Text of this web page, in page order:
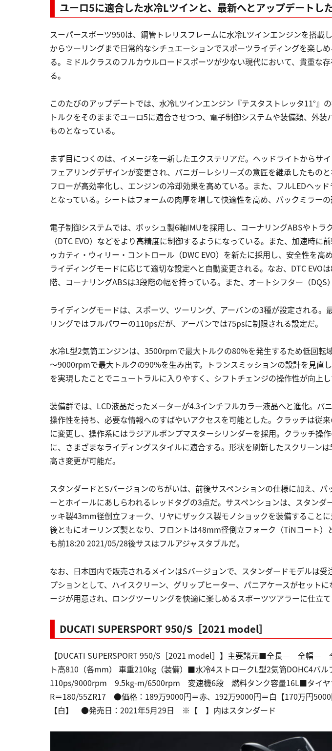
ユーロ5に適合した水冷Lツインと、最新へとアップデートし
スーパースポーツ950は、鋼管トレリスフレームに水冷Lツインエンジンを搭載
からツーリングまで日常的なシチュエーションでスポーツライディングを楽し
る。ミドルクラスのフルカウルロードスポーツが少ない現代において、貴重な
る。
このたびのアップデートでは、水冷Lツインエンジン『テスタストレッタ11°』
トルクをそのままでユーロ5に適合させつつ、電子制御システムや装備類、外装
ものとなっている。
まず目につくのは、イメージを一新したエクステリアだ。ヘッドライトからサ
フェアリングデザインが変更され、パニガーレシリーズの意匠を継承したもの
フローが高効率化し、エンジンの冷却効果を高めている。また、フルLEDヘッ
となっている。シートはフォームの肉厚を増して快適性を高め、バックミラーの
電子制御システムでは、ボッシュ製6軸IMUを採用し、コーナリングABSやトラ
（DTC EVO）などをより高精度に制御するようになっている。また、加速時に
ゥカティ・ウィリー・コントロール（DWC EVO）を新たに採用し、安全性を高
ライディングモードに応じて適切な設定へと自動変更される。なお、DTC EVO
階、コーナリングABSは3段階の幅を持っている。また、オートシフター（DQS
ライディングモードは、スポーツ、ツーリング、アーバンの3種が設定される。
リングではフルパワーの110psだが、アーバンでは75psに制限される設定だ。
水冷L型2気筒エンジンは、3500rpmで最大トルクの80%を発生するため低回転
～9000rpmで最大トルクの90%を生み出す。トランスミッションの設計を見直
を実現したことでニュートラルに入りやすく、シフトチェンジの操作性が向上し
装備群では、LCD液晶だったメーターが4.3インチフルカラー液晶へと進化。パ
操作性を持ち、必要な情報へのすばやいアクセスを可能とした。クラッチは従
に変更し、操作系にはラジアルポンプマスターシリンダーを採用。クラッチ操
に、さまざまなライディングスタイルに適合する。形状を刷新したスクリーン
高さ変更が可能だ。
スタンダードとSバージョンのちがいは、前後サスペンションの仕様に加え、パ
ーとホイールにあしらわれるレッドタグの3点だ。サスペンションは、スタンダ
ッキ製43mm径倒立フォーク、リヤにザックス製モノショックを装備すること
後ともにオーリンズ製となり、フロントは48mm径倒立フォーク（TiNコート）
も前18:20 2021/05/28後サスはフルアジャスタブルだ。
なお、日本国内で販売されるメインはSバージョンで、スタンダードモデルは受
プションとして、ハイスクリーン、グリップヒーター、パニアケースがセット
ージが用意され、ロングツーリングを快適に楽しめるスポーツツアラーに仕立て
DUCATI SUPERSPORT 950/S［2021 model］
【DUCATI SUPERSPORT 950/S［2021 model］】主要諸元■全長― 全
ト高810（各mm） 車重210kg（装備）■水冷4ストロークL型2気筒DOHC4バ
110ps/9000rpm 9.5kg-m/6500rpm 変速機6段 燃料タンク容量16L■タイヤ
R＝180/55ZR17 ●価格：189万9000円＝赤、192万9000円＝白【170万円
【白】 ●発売日：2021年5月29日 ※【 】内はスタンダード